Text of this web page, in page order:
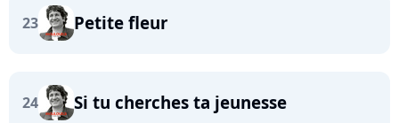
23 Petite fleur
24 Si tu cherches ta jeunesse